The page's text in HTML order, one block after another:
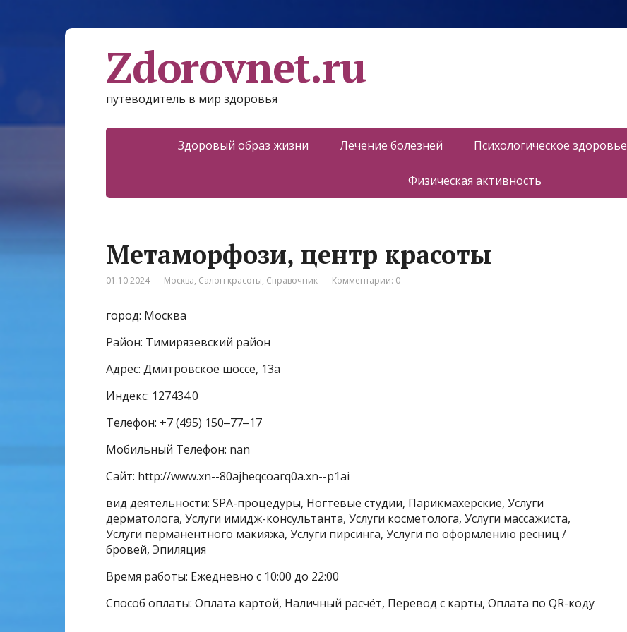
Zdorovnet.ru
путеводитель в мир здоровья
Здоровый образ жизни Лечение болезней Психологическое здоровье
Физическая активность
Метаморфози, центр красоты
01.10.2024 Москва, Салон красоты, Справочник Комментарии: 0
город: Москва
Район: Тимирязевский район
Адрес: Дмитровское шоссе, 13а
Индекс: 127434.0
Телефон: +7 (495) 150‒77‒17
Мобильный Телефон: nan
Сайт: http://www.xn--80ajheqcoarq0a.xn--p1ai
вид деятельности: SPA-процедуры, Ногтевые студии, Парикмахерские, Услуги
дерматолога, Услуги имидж-консультанта, Услуги косметолога, Услуги массажиста,
Услуги перманентного макияжа, Услуги пирсинга, Услуги по оформлению ресниц /
бровей, Эпиляция
Время работы: Ежедневно с 10:00 до 22:00
Способ оплаты: Оплата картой, Наличный расчёт, Перевод с карты, Оплата по QR-коду